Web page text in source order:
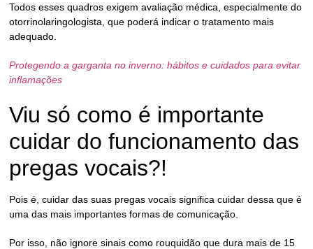
Todos esses quadros exigem avaliação médica, especialmente do
otorrinolaringologista, que poderá indicar o tratamento mais
adequado.
Protegendo a garganta no inverno: hábitos e cuidados para evitar
inflamações
Viu só como é importante
cuidar do funcionamento das
pregas vocais?!
Pois é, cuidar das suas pregas vocais significa cuidar dessa que é
uma das mais importantes formas de comunicação.
Por isso, não ignore sinais como rouquidão que dura mais de 15